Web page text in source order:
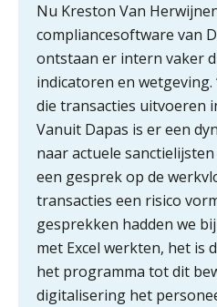
Nu Kreston Van
compliancesoftware van
ontstaan er intern vaker
indicatoren en wetgeving.
die transacties uitvoeren
Vanuit Dapas is er een
naar actuele
een gesprek op de
transacties een risico
gesprekken hadden we
met Excel werkten, het is
het programma tot dit
digitalisering het
Best
België
Wwft-
het
ICT &
Blog |